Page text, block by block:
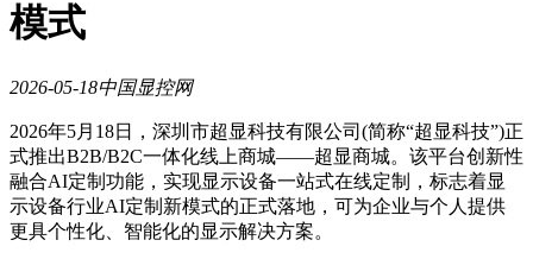
模式
2026-05-18中国显控网
2026年5月18日，深圳市超显科技有限公司(简称“超显科技”)正
式推出B2B/B2C一体化线上商城——超显商城。该平台创新性
融合AI定制功能，实现显示设备一站式在线定制，标志着显
示设备行业AI定制新模式的正式落地，可为企业与个人提供
更具个性化、智能化的显示解决方案。